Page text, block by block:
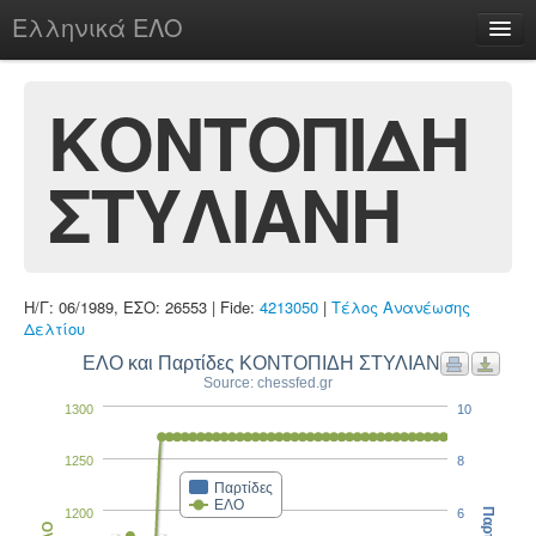
Ελληνικά ΕΛΟ
chesstu.be @ discord
Login
ΚΟΝΤΟΠΙΔH
ΣΤΥΛΙΑΝΗ
Η/Γ: 06/1989, ΕΣΟ: 26553 | Fide: 4213050 | Τέλος Ανανέωσης
Δελτίου
ΕΛΟ και Παρτίδες ΚΟΝΤΟΠΙΔH ΣΤΥΛΙΑΝΗ
Source: chessfed.gr
Παρτίδες
ΕΛΟ
1200
1250
1300
6
8
10